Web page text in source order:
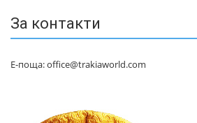
За контакти
Е-поща: office@trakiaworld.com